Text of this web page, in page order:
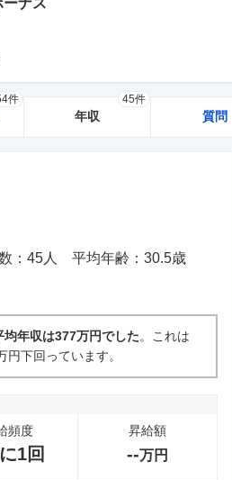
ナス
件
年収
45件
質問
：45 人 平均年齢：30.5歳
均年収は377万円でした。これは
下回っています。
頻度
1回
昇給額
--万円